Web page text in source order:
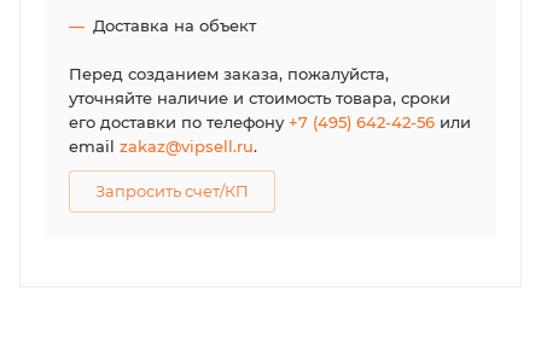
Доставка на объект
Перед созданием заказа, пожалуйста,
уточняйте наличие и стоимость товара, сроки
его доставки по телефону+7 (495) 642-42-56 или
email zakaz@vipsell.ru.
Запросить счет/КП